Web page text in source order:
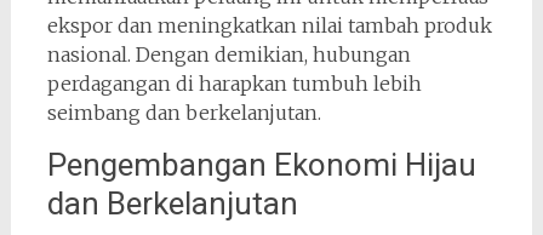
ekspor dan meningkatkan nilai tambah produk
nasional. Dengan demikian, hubungan
perdagangan di harapkan tumbuh lebih
seimbang dan berkelanjutan.
Pengembangan Ekonomi Hijau
dan Berkelanjutan